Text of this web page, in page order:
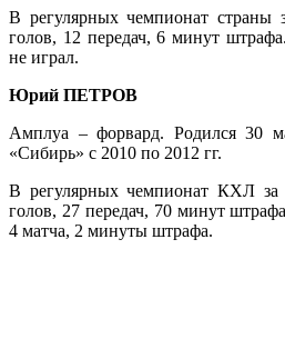
В регулярных чемпионат страны
голов, 12 передач, 6 минут
не играл.
Юрий ПЕТРОВ
Амплуа – форвард. Родился 30
«Сибирь» с 2010 по 2012 гг.
В регулярных чемпионат КХЛ за
голов, 27 передач, 70 минут
4 матча, 2 минуты штрафа.